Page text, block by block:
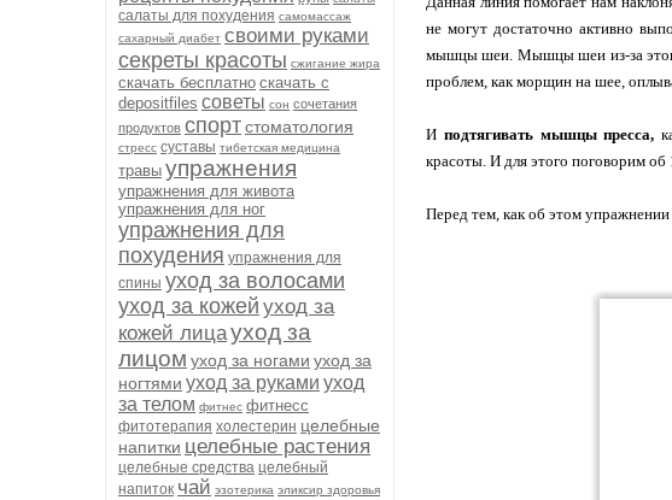
салаты для похудения самомассаж
сахарный диабет своими руками
секреты красоты сжигание жира
скачать бесплатно скачать с
depositfiles советы сон сочетания
продуктов спортстоматология
стресс суставы тибетская медицина
травы упражнения
упражнения для живота
упражнения для ног
упражнения для
похудения упражнения для
спины уход за волосами
уход за кожей уход за
кожей лицауход за
лицом уход за ногами уход за
ногтями уход за руками уход
за телом фитнес фитнесс
фитотерапия холестерин целебные
напитки целебные растения
целебные средства целебный
напиток чай эзотерика эликсир здоровья
не могут достаточно активно
мышцы шеи. Мышцы шеи из-за этого
проблем, как морщин на шее,
И подтягивать мышцы пресса,
красоты. И для этого поговорим
Перед тем, как об этом